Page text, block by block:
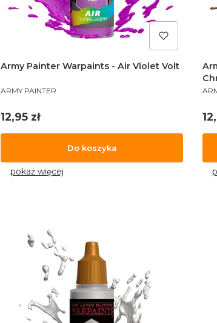
Army Painter Warpaints - Air Violet Volt
PRODUCENT
ARMY PAINTER
Cena
12,95 zł
Do koszyka
pokaż więcej